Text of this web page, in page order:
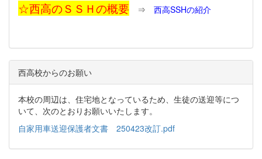
☆西高のＳＳＨの概要 ⇒ 西高SSHの紹介
西高校からのお願い
本校の周辺は、住宅地となっているため、生徒の送迎等につ
いて、次のとおりお願いいたします。
自家用車送迎保護者文書 250423改訂.pdf